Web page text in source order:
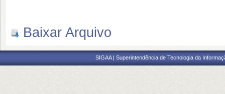
Baixar Arquivo
SIGAA | Superintendência de Tecnologia da